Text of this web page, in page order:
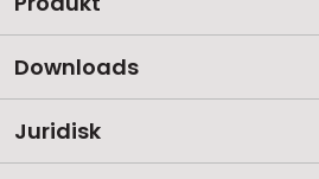
Downloads
Juridisk